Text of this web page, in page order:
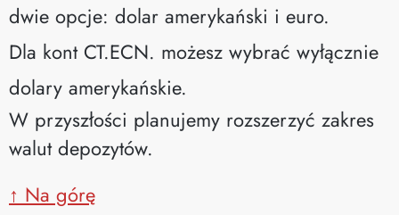
dwie opcje: dolar amerykański i euro.
Dla kont CT.ECN. możesz wybrać wyłącznie
dolary amerykańskie.
W przyszłości planujemy rozszerzyć zakres
walut depozytów.
↑ Na górę